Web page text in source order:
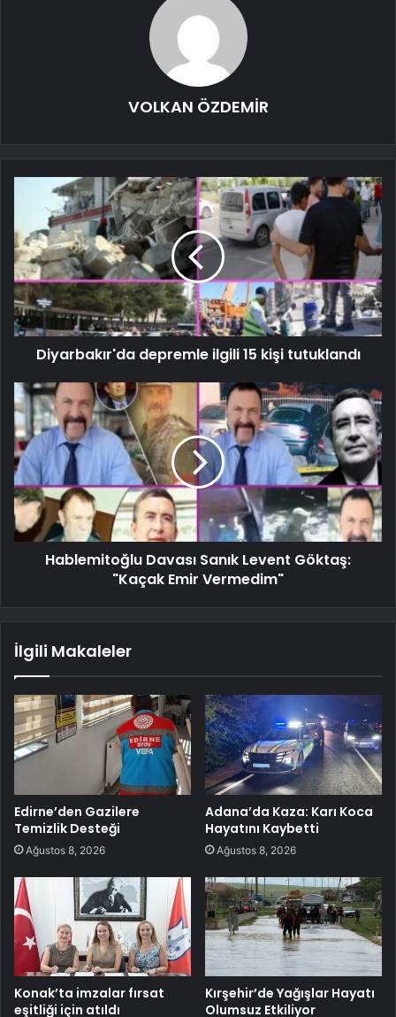
VOLKAN ÖZDEMİR
Diyarbakır'da depremle ilgili 15 kişi tutuklandı
Hablemitoğlu Davası Sanık Levent Göktaş:
"Kaçak Emir Vermedim"
İlgili Makaleler
Edirne’den Gazilere
Temizlik Desteği
Ağustos 8, 2026
Adana’da Kaza: Karı Koca
Hayatını Kaybetti
Ağustos 8, 2026
Konak’ta imzalar fırsat
eşitliği için atıldı
Kırşehir’de Yağışlar Hayatı
Olumsuz Etkiliyor